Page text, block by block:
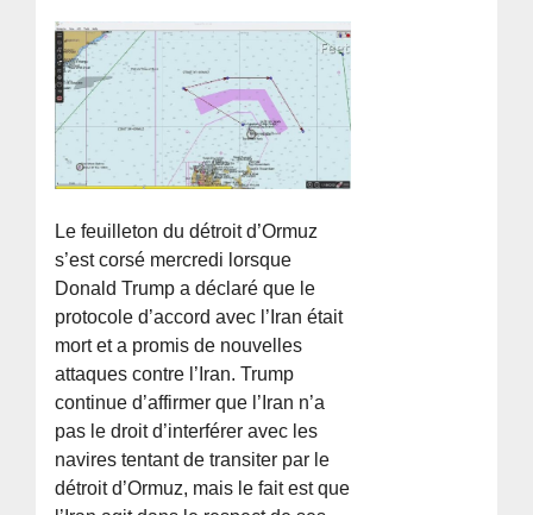
Le feuilleton du détroit d’Ormuz
s’est corsé mercredi lorsque
Donald Trump a déclaré que le
protocole d’accord avec l’Iran était
mort et a promis de nouvelles
attaques contre l’Iran. Trump
continue d’affirmer que l’Iran n’a
pas le droit d’interférer avec les
navires tentant de transiter par le
détroit d’Ormuz, mais le fait est que